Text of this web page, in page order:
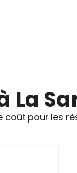
La
pour les